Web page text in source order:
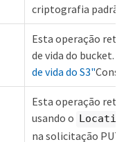
criptografia padrão
Esta operação
de vida do bucket.
de vida do S3"
Esta operação
usando o
na solicitação PUT